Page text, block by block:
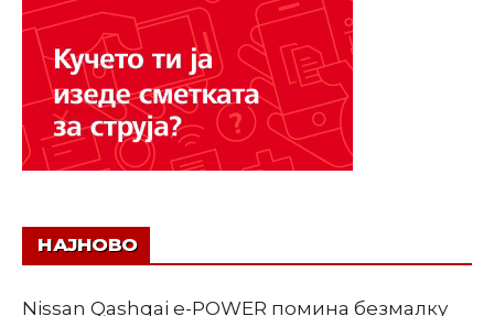
НАЈНОВО
Nissan Qashqai e-POWER помина безмалку